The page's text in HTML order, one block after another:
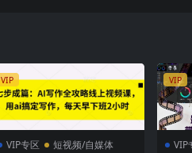
VIP
VIP专区 短视频/自媒体
VIP
VIP